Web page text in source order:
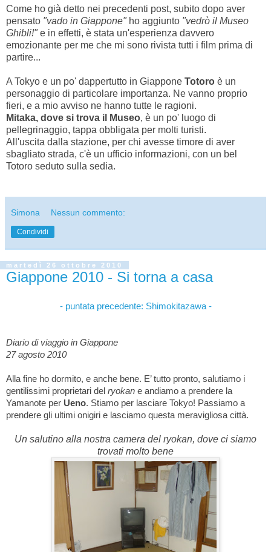
Come ho già detto nei precedenti post, subito dopo aver
pensato "vado in Giappone"ho aggiunto "vedrò il Museo
Ghibli!"e in effetti, è stata un'esperienza davvero
emozionante per me che mi sono rivista tutti i film prima di
partire...
A Tokyo e un po' dappertutto in Giappone Totoro è un
personaggio di particolare importanza. Ne vanno proprio
fieri, e a mio avviso ne hanno tutte le ragioni.
Mitaka, dove si trova il Museo, è un po' luogo di
pellegrinaggio, tappa obbligata per molti turisti.
All'uscita dalla stazione, per chi avesse timore di aver
sbagliato strada, c'è un ufficio informazioni, con un bel
Totoro seduto sulla sedia.
Simona Nessun commento:
Condividi
martedì 26 ottobre 2010
Giappone 2010 - Si torna a casa
- puntata precedente: Shimokitazawa -
Diario di viaggio in Giappone
27 agosto 2010
Alla fine ho dormito, e anche bene. E’ tutto pronto, salutiamo i
gentilissimi proprietari del ryokan e andiamo a prendere la
Yamanote per Ueno. Stiamo per lasciare Tokyo! Passiamo a
prendere gli ultimi onigiri e lasciamo questa meravigliosa città.
Un salutino alla nostra camera del ryokan, dove ci siamo
trovati molto bene